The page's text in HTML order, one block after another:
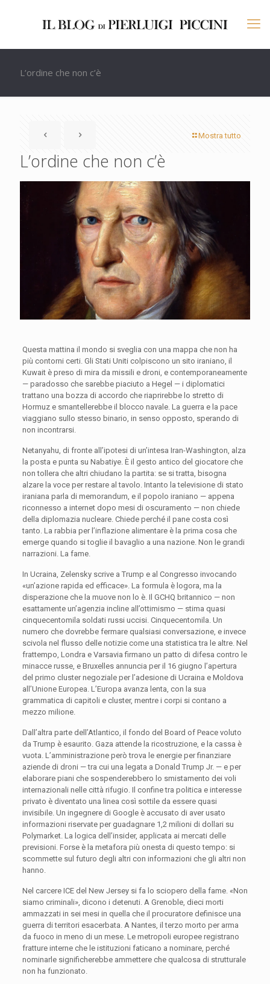
L’ordine che non c’è
Mostra tutto
L’ordine che non c’è
Questa mattina il mondo si sveglia con una mappa che non ha
più contorni certi. Gli Stati Uniti colpiscono un sito iraniano, il
Kuwait è preso di mira da missili e droni, e contemporaneamente
— paradosso che sarebbe piaciuto a Hegel — i diplomatici
trattano una bozza di accordo che riaprirebbe lo stretto di
Hormuz e smantellerebbe il blocco navale. La guerra e la pace
viaggiano sullo stesso binario, in senso opposto, sperando di
non incontrarsi.
Netanyahu, di fronte all’ipotesi di un’intesa Iran-Washington, alza
la posta e punta su Nabatiye. È il gesto antico del giocatore che
non tollera che altri chiudano la partita: se si tratta, bisogna
alzare la voce per restare al tavolo. Intanto la televisione di stato
iraniana parla di memorandum, e il popolo iraniano — appena
riconnesso a internet dopo mesi di oscuramento — non chiede
della diplomazia nucleare. Chiede perché il pane costa così
tanto. La rabbia per l’inflazione alimentare è la prima cosa che
emerge quando si toglie il bavaglio a una nazione. Non le grandi
narrazioni. La fame.
In Ucraina, Zelensky scrive a Trump e al Congresso invocando
«un’azione rapida ed efficace». La formula è logora, ma la
disperazione che la muove non lo è. Il GCHQ britannico — non
esattamente un’agenzia incline all’ottimismo — stima quasi
cinquecentomila soldati russi uccisi. Cinquecentomila. Un
numero che dovrebbe fermare qualsiasi conversazione, e invece
scivola nel flusso delle notizie come una statistica tra le altre. Nel
frattempo, Londra e Varsavia firmano un patto di difesa contro le
minacce russe, e Bruxelles annuncia per il 16 giugno l’apertura
del primo cluster negoziale per l’adesione di Ucraina e Moldova
all’Unione Europea. L’Europa avanza lenta, con la sua
grammatica di capitoli e cluster, mentre i corpi si contano a
mezzo milione.
Dall’altra parte dell’Atlantico, il fondo del Board of Peace voluto
da Trump è esaurito. Gaza attende la ricostruzione, e la cassa è
vuota. L’amministrazione però trova le energie per finanziare
aziende di droni — tra cui una legata a Donald Trump Jr. — e per
elaborare piani che sospenderebbero lo smistamento dei voli
internazionali nelle città rifugio. Il confine tra politica e interesse
privato è diventato una linea così sottile da essere quasi
invisibile. Un ingegnere di Google è accusato di aver usato
informazioni riservate per guadagnare 1,2 milioni di dollari su
Polymarket. La logica dell’insider, applicata ai mercati delle
previsioni. Forse è la metafora più onesta di questo tempo: si
scommette sul futuro degli altri con informazioni che gli altri non
hanno.
Nel carcere ICE del New Jersey si fa lo sciopero della fame. «Non
siamo criminali», dicono i detenuti. A Grenoble, dieci morti
ammazzati in sei mesi in quella che il procuratore definisce una
guerra di territori esacerbata. A Nantes, il terzo morto per arma
da fuoco in meno di un mese. Le metropoli europee registrano
fratture interne che le istituzioni faticano a nominare, perché
nominarle significherebbe ammettere che qualcosa di strutturale
non ha funzionato.